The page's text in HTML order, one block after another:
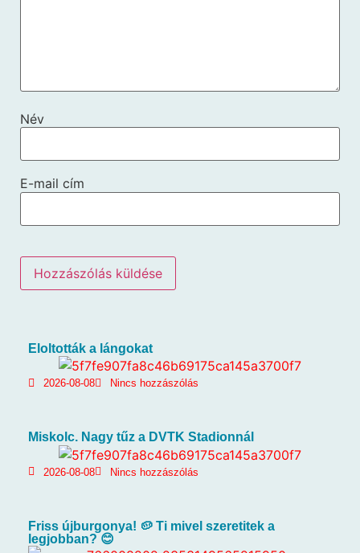
Név
E-mail cím
Eloltották a lángokat
2026-08-08 Nincs hozzászólás
Miskolc. Nagy tűz a DVTK Stadionnál
2026-08-08 Nincs hozzászólás
Friss újburgonya! 🥔 Ti mivel szeretitek a
legjobban? 😊